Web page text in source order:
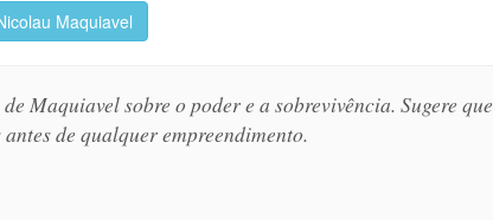
Maquiavel
Maquiavel sobre o poder e a sobrevivência. Sugere que
de qualquer empreendimento.